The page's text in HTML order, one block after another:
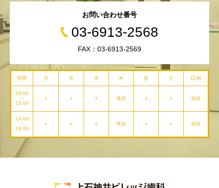
お問い合わせ番号
03-6913-2568
FAX：03-6913-2569
時間 月 火 水 木 金 土 日/祝
09:00
~
13:00
○ ○ ○ 休診 ○ ○ 休診
14:00
~
18:00
○ ○ ○ 休診 ○ ○ 休診